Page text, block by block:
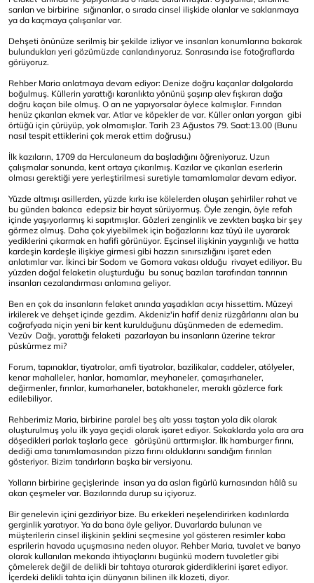
sarılan ve birbirine sığınanlar, o sırada cinsel ilişkide olanlar ve saklanmaya
ya da kaçmaya çalışanlar var.
Dehşeti önünüze serilmiş bir şekilde izliyor ve insanları konumlarına bakarak
bulundukları yeri gözümüzde canlandırıyoruz. Sonrasında ise fotoğraflarda
görüyoruz.
Rehber Maria anlatmaya devam ediyor: Denize doğru kaçanlar dalgalarda
boğulmuş. Küllerin yarattığı karanlıkta yönünü şaşırıp alev fışkıran dağa
doğru kaçan bile olmuş. O an ne yapıyorsalar öylece kalmışlar. Fırından
henüz çıkarılan ekmek var. Atlar ve köpekler de var. Küller onları yorgan gibi
örtüğü için çürüyüp, yok olmamışlar. Tarih 23 Ağustos 79. Saat:13.00 (Bunu
nasıl tespit ettiklerini çok merak ettim doğrusu.)
İlk kazıların, 1709 da Herculaneum da başladığını öğreniyoruz. Uzun
çalışmalar sonunda, kent ortaya çıkarılmış. Kazılar ve çıkarılan eserlerin
olması gerektiği yere yerleştirilmesi suretiyle tamamlamalar devam ediyor.
Yüzde altmışı asillerden, yüzde kırkı ise kölelerden oluşan şehirliler rahat ve
bu günden bakınca edepsiz bir hayat sürüyormuş. Öyle zengin, öyle refah
içinde yaşıyorlarmış ki sapıtmışlar. Gözleri zenginlik ve zevkten başka bir şey
görmez olmuş. Daha çok yiyebilmek için boğazlarını kaz tüyü ile uyararak
yediklerini çıkarmak en hafifi görünüyor. Eşcinsel ilişkinin yaygınlığı ve hatta
kardeşin kardeşle ilişkiye girmesi gibi hazzın sınırsızlığını işaret eden
anlatımlar var. İkinci bir Sodom ve Gomora vakası olduğu rivayet ediliyor. Bu
yüzden doğal felaketin oluşturduğu bu sonuç bazıları tarafından tanrının
insanları cezalandırması anlamına geliyor.
Ben en çok da insanların felaket anında yaşadıkları acıyı hissettim. Müzeyi
irkilerek ve dehşet içinde gezdim. Akdeniz'in hafif deniz rüzgârlarını alan bu
coğrafyada niçin yeni bir kent kurulduğunu düşünmeden de edemedim.
Vezüv Dağı, yarattığı felaketi pazarlayan bu insanların üzerine tekrar
püskürmez mi?
Forum, tapınaklar, tiyatrolar, amfi tiyatrolar, bazilikalar, caddeler, atölyeler,
kenar mahalleler, hanlar, hamamlar, meyhaneler, çamaşırhaneler,
değirmenler, fırınlar, kumarhaneler, batakhaneler, meraklı gözlerce fark
edilebiliyor.
Rehberimiz Maria, birbirine paralel beş altı yassı taştan yola dik olarak
oluşturulmuş yolu ilk yaya geçidi olarak işaret ediyor. Sokaklarda yola ara ara
döşedikleri parlak taşlarla gece görüşünü arttırmışlar. İlk hamburger fırını,
dediği ama tanımlamasından pizza fırını olduklarını sandığım fırınları
gösteriyor. Bizim tandırların başka bir versiyonu.
Yolların birbirine geçişlerinde insan ya da aslan figürlü kurnasından hâlâ su
akan çeşmeler var. Bazılarında durup su içiyoruz.
Bir genelevin içini gezdiriyor bize. Bu erkekleri neşelendirirken kadınlarda
gerginlik yaratıyor. Ya da bana öyle geliyor. Duvarlarda bulunan ve
müşterilerin cinsel ilişkinin şeklini seçmesine yol gösteren resimler kaba
esprilerin havada uçuşmasına neden oluyor. Rehber Maria, tuvalet ve banyo
olarak kullanılan mekanda ihtiyaçlarını bugünkü modern tuvaletler gibi
çömelerek değil de delikli bir tahtaya oturarak giderdiklerini işaret ediyor.
İçerdeki delikli tahta için dünyanın bilinen ilk klozeti, diyor.